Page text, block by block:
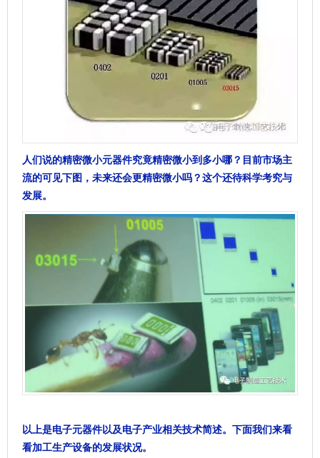
人们说的精密微小元器件究竟精密微小到多小哪？目前市场主
流的可见下图，未来还会更精密微小吗？这个还待科学考究与
发展。
以上是电子元器件以及电子产业相关技术简述。下面我们来看
看加工生产设备的发展状况。